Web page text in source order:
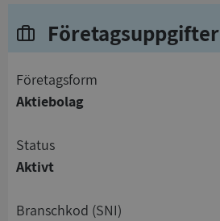
Företagsuppgifter
företagsform
Aktiebolag
status
Aktivt
branschkod (SNI)